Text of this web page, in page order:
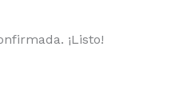
¡Listo!